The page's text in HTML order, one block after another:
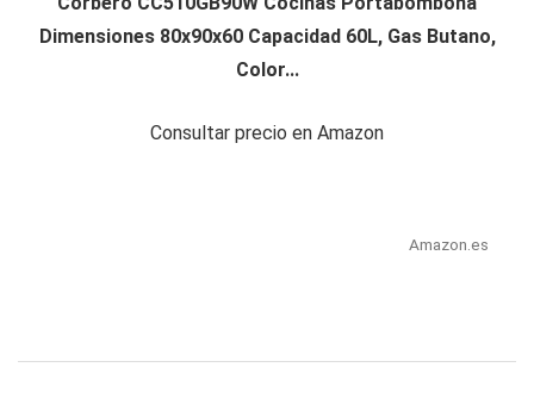
Dimensiones 80x90x60 Capacidad 60L, Gas Butano,
Color...
Consultar precio en Amazon
Amazon.es